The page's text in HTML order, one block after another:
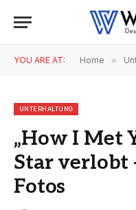
YOU ARE AT: Home »
UNTERHALTUNG
„How I Met
Star verlobt
Fotos